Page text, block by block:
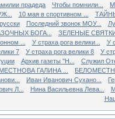
прадеда Чтобы помнили...
10 мая в спортивном ...
Последний звонок МОУ...
БОГА...
ЗЕЛЕНЫЕ
... У страха рога велики...
У
7 У страха рога велики 8
У
Архив газеты "Н...
Служил
ГАЛИНА ...
Иван Иванович Сухано...
Л... Нина Васильевна Лева...